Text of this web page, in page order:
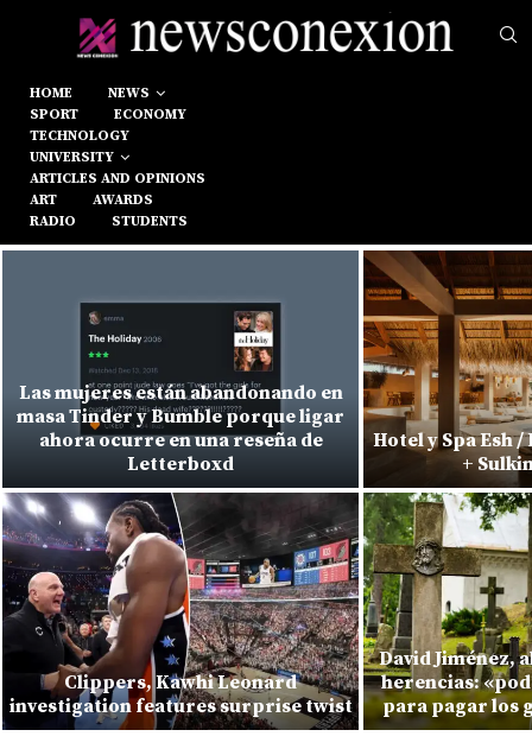
HOME
NEWS
SPORT
ECONOMY
TECHNOLOGY
UNIVERSITY
ARTICLES AND OPINIONS
ART
AWARDS
RADIO
STUDENTS
Las mujeres están abandonando en
masa Tinder y Bumble porque ligar
ahora ocurre en una reseña de
Letterboxd
Clippers, Kawhi Leonard
investigation features surprise twist
Hotel y Spa Esh
+
David Jiménez,
herencias:
para pagar los